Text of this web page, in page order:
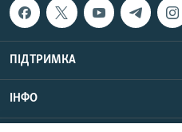
ПІДТРИМКА
ІНФО